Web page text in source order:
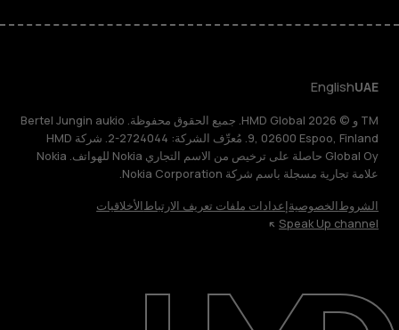
حول
UAE
English
TM و © 2026 HMD Global. جميع الحقوق محفوظة. Bertel Jungin aukio
9, 02600 Espoo, Finland. مُعرِّف الشركة: 2724044-2. شركة HMD
Global Oy حاصلة على ترخيص من الاسم التجاري Nokia للهواتف. Nokia
علامة تجارية مسجلة باسم شركة Nokia Corporation.
الشروطالخصوصيةإعدادات ملفات تعريف الارتباطالأخلاقيات
Speak Up channel